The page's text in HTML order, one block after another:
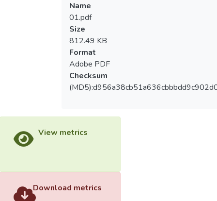
Name
01.pdf
Size
812.49 KB
Format
Adobe PDF
Checksum
View metrics
Download metrics